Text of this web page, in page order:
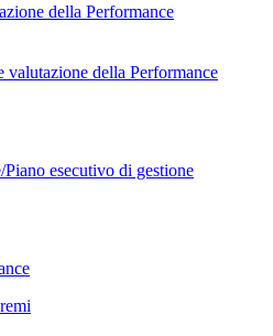
della Performance
valutazione della Performance
esecutivo di gestione